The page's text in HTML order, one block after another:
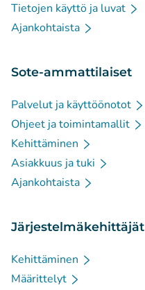
Tietojen käyttö ja luvat
Ajankohtaista
Sote-ammattilaiset
Palvelut ja käyttöönotot
Ohjeet ja toimintamallit
Kehittäminen
Asiakkuus ja tuki
Ajankohtaista
Järjestelmäkehittäjät
Kehittäminen
Määrittelyt